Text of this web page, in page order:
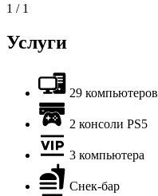
1 / 1
Услуги
29 компьютеров
2 консоли PS5
3 компьютера
Снек-бар